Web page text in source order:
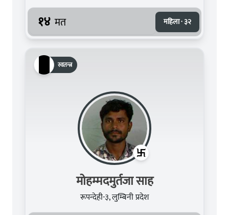
१४ मत महिला · ३२
स्वतन्त्र
मोहम्मदमुर्तजा साह
रूपन्देही-३, लुम्बिनी प्रदेश